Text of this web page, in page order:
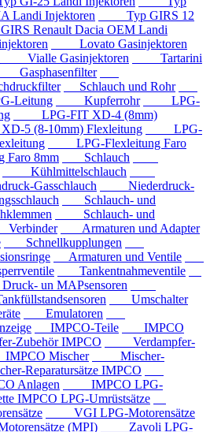
Landi Injektoren
Typ GIRS 12
Renault Dacia OEM Landi
Lovato Gasinjektoren
Vialle Gasinjektoren
Tartarini
Gasphasenfilter
Schlauch und Rohr
Leitung Kupferrohr
LPG-
LPG-FIT XD-4 (8mm)
5 (8-10mm) Flexleitung
LPG-
LPG-Flexleitung Faro
8mm
Schlauch
Kühlmittelschlauch
Gasschlauch
Niederdruck-
Schlauch- und
Schlauch- und
Verbinder
Armaturen und Adapter
Schnellkupplungen
Armaturen und Ventile
Tankentnahmeventile
un MAPsensoren
Umschalter
Emulatoren
IMPCO-Teile
IMPCO
Zubehör IMPCO
Verdampfer-
Mischer
Mischer-
Reparatursätze IMPCO
Anlagen
IMPCO LPG-
LPG-Umrüstsätze
VGI LPG-Motorensätze
(MPI)
Zavoli LPG-